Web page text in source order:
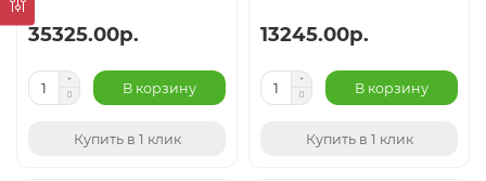
35325.00р.
В корзину
Купить в 1 клик
13245.00р.
В корзину
Купить в 1 клик